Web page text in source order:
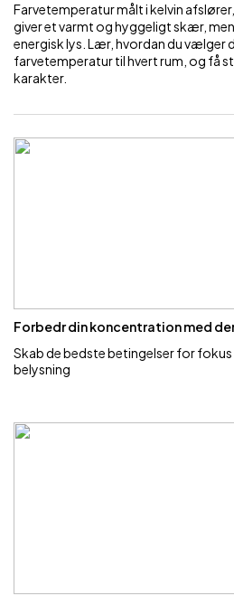
Farvetemperatur målt i kelvin
giver et varmt og hyggeligt skær,
energisk lys. Lær, hvordan du vælger
farvetemperatur til hvert rum, og få
karakter.
Forbedr din koncentration med
Skab de bedste betingelser for
belysning